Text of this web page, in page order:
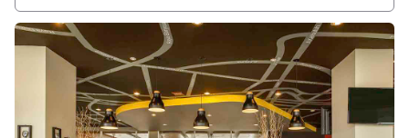
راجع التفاصيل